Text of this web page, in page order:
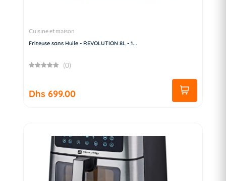
Cuisine et maison
Friteuse sans Huile - REVOLUTION 8L - 1...
(0)
Dhs 699.00